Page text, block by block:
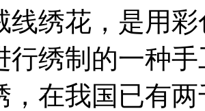
线绣花，是用
行绣制的一种
，在我国已有